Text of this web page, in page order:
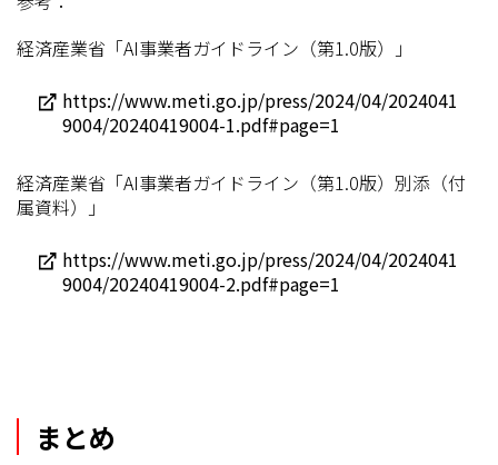
経済産業省「AI事業者ガイドライン（第1.0版）」
https://www.meti.go.jp/press/2024/04/2024041
9004/20240419004-1.pdf#page=1
経済産業省「AI事業者ガイドライン（第1.0版）別添（付
属資料）」
https://www.meti.go.jp/press/2024/04/2024041
9004/20240419004-2.pdf#page=1
まとめ